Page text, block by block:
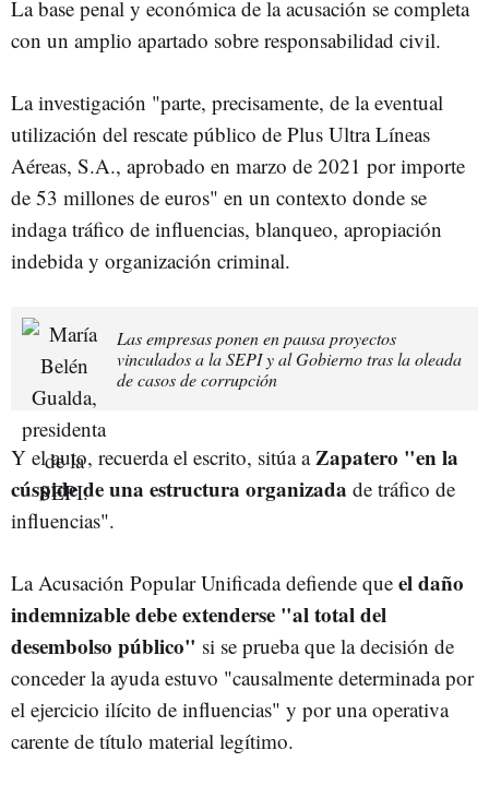
La base penal y económica de la acusación se completa
con un amplio apartado sobre responsabilidad civil.
La investigación "parte, precisamente, de la eventual
utilización del rescate público de Plus Ultra Líneas
Aéreas, S.A., aprobado en marzo de 2021 por importe
de 53 millones de euros" en un contexto donde se
indaga tráfico de influencias, blanqueo, apropiación
indebida y organización criminal.
Las empresas ponen en pausa proyectos
vinculados a la SEPI y al Gobierno tras la oleada
de casos de corrupción
Y el auto, recuerda el escrito, sitúa aZapatero "en la
cúspide de una estructura organizada de tráfico de
influencias".
La Acusación Popular Unificada defiende que el daño
indemnizable debe extenderse "al total del
desembolso público" si se prueba que la decisión de
conceder la ayuda estuvo "causalmente determinada por
el ejercicio ilícito de influencias" y por una operativa
carente de título material legítimo.